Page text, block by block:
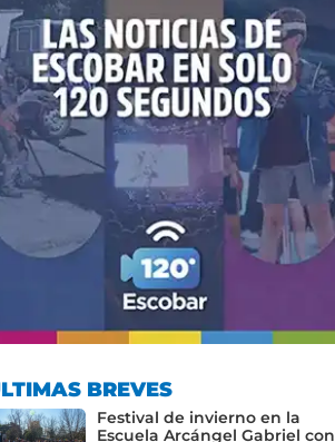
BREVES
Festival de invierno en la
Escuela Arcángel Gabriel con